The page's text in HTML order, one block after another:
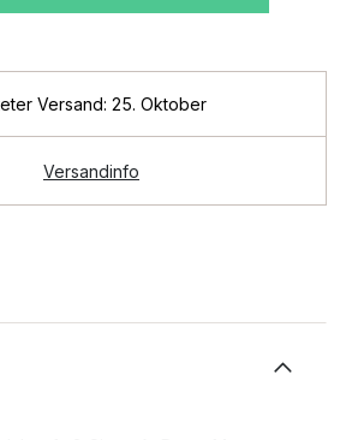
Versand: 25. Oktober
Versandinfo